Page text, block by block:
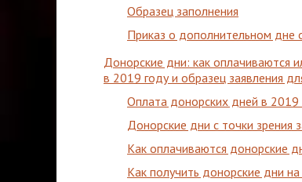
Образец заполнения
Приказ о дополнительном дне
Донорские дни: как оплачиваются
в 2019 году и образец заявления
Оплата донорских дней в 2019
Донорские дни с точки зрения
Как оплачиваются донорские
Как получить донорские дни